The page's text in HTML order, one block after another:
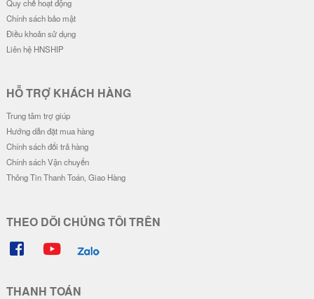
Ốp Lưng Silicon Chống Sốc Viền
Nổi - Hình Nổi Blue Bear
23.000 đ